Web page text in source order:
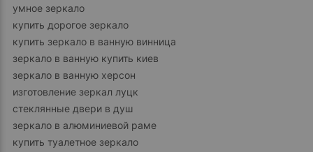
умное зеркало
купить дорогое зеркало
купить зеркало в ванную винница
зеркало в ванную купить киев
зеркало в ванную херсон
изготовление зеркал луцк
стеклянные двери в душ
зеркало в алюминиевой раме
купить туалетное зеркало